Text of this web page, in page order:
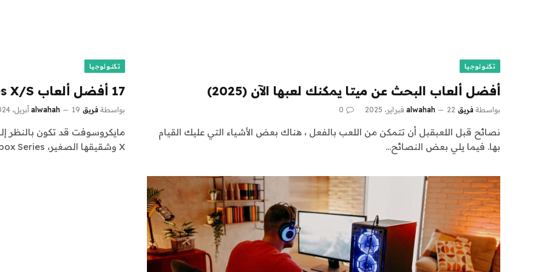
تكنولوجيا
أفضل ألعاب البحث عن ميتا يمكنك لعبها الآن (2025)
بواسطة فريق alwahah 22 فبراير، 2025 0
نصائح قبل اللعبقبل أن تتمكن من اللعب بالفعل ، هناك بعض الأشياء التي عليك القيام
بها. فيما يلي بعض النصائح…
تكنولوجيا
17 أفضل ألعاب Xbox Series X/S يمكنك لعبها الآن (2024)
بواسطة فريق alwahah 19 أبريل، 2024
X وشقيقها الصغير، Xbox Series…